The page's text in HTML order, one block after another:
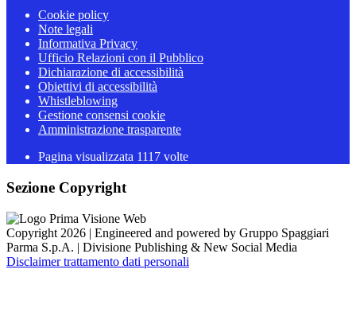
Cookie policy
Note legali
Informativa Privacy
Ufficio Relazioni con il Pubblico
Dichiarazione di accessibilità
Obiettivi di accessibilità
Whistleblowing
Gestione consensi cookie
Amministrazione trasparente
Pagina visualizzata 1117 volte
Sezione Copyright
Copyright 2026 | Engineered and powered by Gruppo Spaggiari
Parma S.p.A. | Divisione Publishing & New Social Media
Disclaimer trattamento dati personali